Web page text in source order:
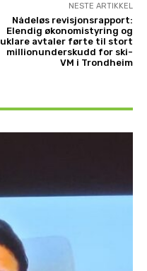
NESTE ARTIKKEL
Nådeløs revisjonsrapport:
Elendig økonomistyring og
uklare avtaler førte til stort
millionunderskudd for ski-
VM i Trondheim